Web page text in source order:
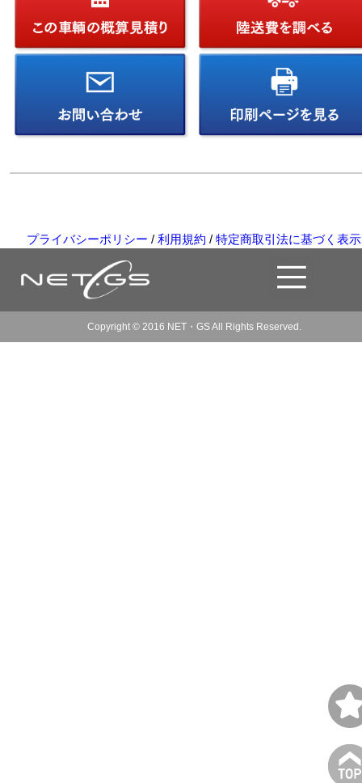
プライバシーポリシー / 利用規約 / 特定商取引法に基づく表示
Copyright © 2016 NET・GS All Rights Reserved.